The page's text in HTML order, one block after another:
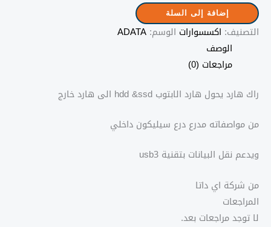
كمية
راك
من
داتا
إضافة إلى السلة
التصنيف: اكسسوارات الوسم: ADATA
الوصف
مراجعات (0)
راك هارد يحول هارد الابتوب hdd &ssd الى هارد خارج
من مواصفاته مدرع درع سيليكون داخلي
ويدعم نقل البيانات بتقنية usb3
من شركة اي داتا
المراجعات
لا توجد مراجعات بعد.